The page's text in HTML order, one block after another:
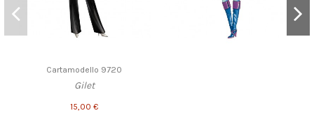
Cartamodello 9720
Gilet
15,00 €